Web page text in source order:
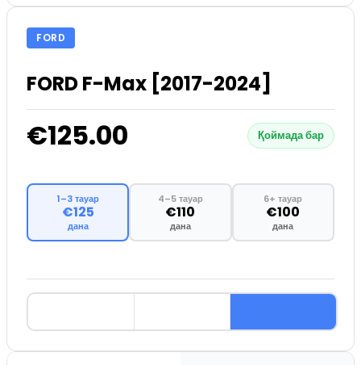
FORD
FORD F-Max [2017-2024]
€125.00 Қоймада бар
1–3 тауар
€125
дана
4–5 тауар
€110
дана
6+ тауар
€100
дана